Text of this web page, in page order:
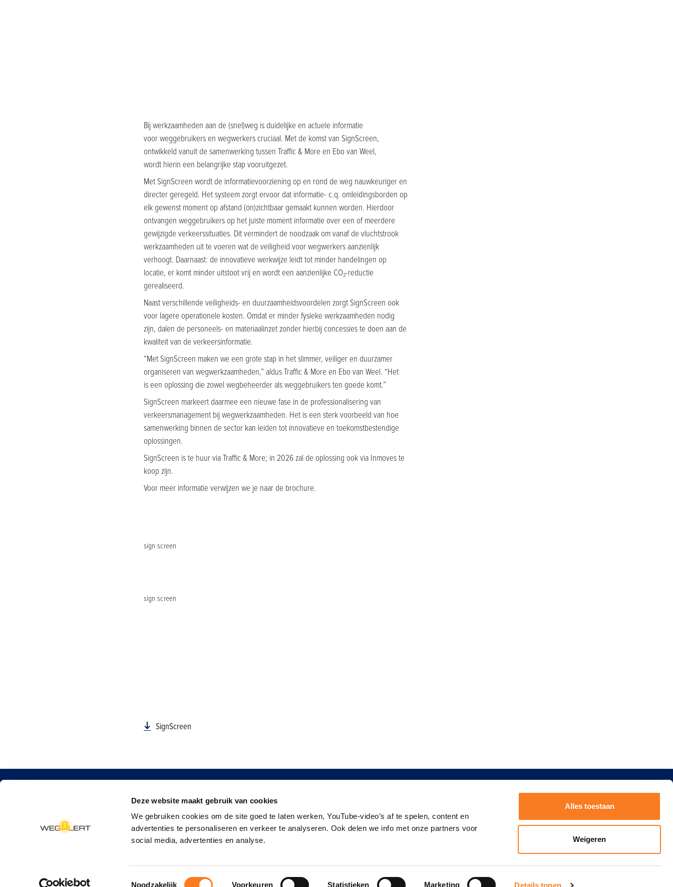
Deze website maakt gebruik van cookies
We gebruiken cookies om de site goed te laten werken, YouTube-video’s af te spelen, content en
advertenties te personaliseren en verkeer te analyseren. Ook delen we info met onze partners voor
social media, advertenties en analyse.
Toestemmingsselectie
Noodzakelijk Voorkeuren Statistieken Marketing Details tonen
Alles toestaan
Weigeren
Bij werkzaamheden aan de (snel)weg is duidelijke en actuele informatie
voor weggebruikers en wegwerkers cruciaal. Met de komst van SignScreen,
ontwikkeld vanuit de samenwerking tussen Traffic & More en Ebo van Weel,
wordt hierin een belangrijke stap vooruitgezet.
Met SignScreen wordt de informatievoorziening op en rond de weg nauwkeuriger en
directer geregeld. Het systeem zorgt ervoor dat informatie- c.q. omleidingsborden op
elk gewenst moment op afstand (on)zichtbaar gemaakt kunnen worden. Hierdoor
ontvangen weggebruikers op het juiste moment informatie over een of meerdere
gewijzigde verkeerssituaties. Dit vermindert de noodzaak om vanaf de vluchtstrook
werkzaamheden uit te voeren wat de veiligheid voor wegwerkers aanzienlijk
verhoogt. Daarnaast: de innovatieve werkwijze leidt tot minder handelingen op
locatie, er komt minder uitstoot vrij en wordt een aanzienlijke CO₂-reductie
gerealiseerd.
Naast verschillende veiligheids- en duurzaamheidsvoordelen zorgt SignScreen ook
voor lagere operationele kosten. Omdat er minder fysieke werkzaamheden nodig
zijn, dalen de personeels- en materiaalinzet zonder hierbij concessies te doen aan de
kwaliteit van de verkeersinformatie.
“Met SignScreen maken we een grote stap in het slimmer, veiliger en duurzamer
organiseren van wegwerkzaamheden,” aldus Traffic & More en Ebo van Weel. “Het
is een oplossing die zowel wegbeheerder als weggebruikers ten goede komt.”
SignScreen markeert daarmee een nieuwe fase in de professionalisering van
verkeersmanagement bij wegwerkzaamheden. Het is een sterk voorbeeld van hoe
samenwerking binnen de sector kan leiden tot innovatieve en toekomstbestendige
oplossingen.
SignScreen is te huur via Traffic & More; in 2026 zal de oplossing ook via Inmoves te
koop zijn.
Voor meer informatie verwijzen we je naar de brochure.
sign screen
sign screen
SignScreen
WegAlert is een initiatief van Bouwend Nederland.
Neem contact op